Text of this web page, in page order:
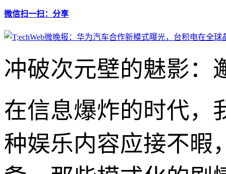
微信扫一扫：分享
冲破次元壁的魅影：
在信息爆炸的时代，
种娱乐内容应接不暇